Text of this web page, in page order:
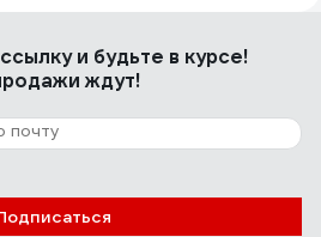
прекрасно, т.к. он почти
Смотрится ещё лучше,
DF-0011
и будьте в курсе!
ждут!